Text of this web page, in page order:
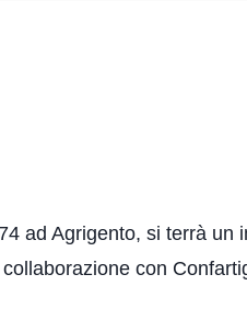
ad Agrigento, si terrà un
con